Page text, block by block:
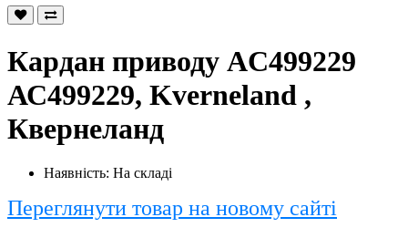
Кардан приводу AC499229
АС499229, Kverneland ,
Квернеланд
Наявність: На складі
Переглянути товар на новому сайті